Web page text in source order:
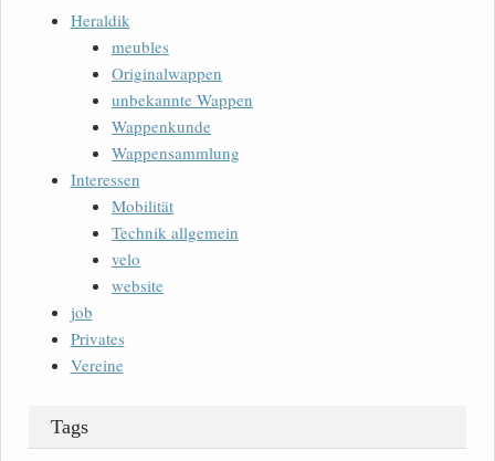
Heraldik
meubles
Originalwappen
unbekannte Wappen
Wappenkunde
Wappensammlung
Interessen
Mobilität
Technik allgemein
velo
website
job
Privates
Vereine
Tags